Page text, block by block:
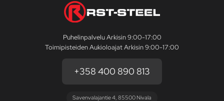
Puhelinpalvelu Arkisin 9:00-17:00
Toimipisteiden Aukioloajat Arkisin 9:00-17:00
+358 400 890 813
Savenvalajantie 4, 85500 Nivala